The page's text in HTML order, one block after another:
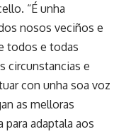
“É unha
nosos veciños e
todos e todas
circunstancias e
con unha soa voz
as melloras
para adaptala aos